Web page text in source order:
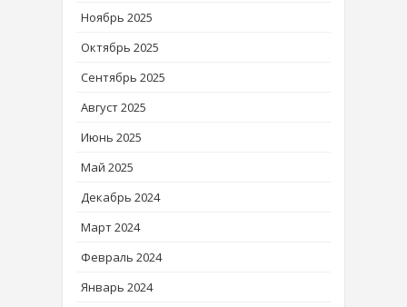
Ноябрь 2025
Октябрь 2025
Сентябрь 2025
Август 2025
Июнь 2025
Май 2025
Декабрь 2024
Март 2024
Февраль 2024
Январь 2024